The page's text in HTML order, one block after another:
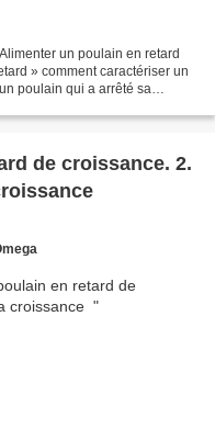
un poulain en retard
» comment caractériser un
poulain qui a arrêté sa
de croissance. 2.